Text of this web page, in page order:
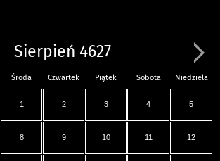
Sierpień 4627
Środa Czwartek Piątek Sobota Niedziela
1 2 3 4 5
8 9 10 11 12